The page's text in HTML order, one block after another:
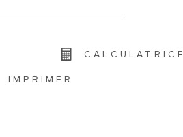
CALCULATRICE
IMPRIMER